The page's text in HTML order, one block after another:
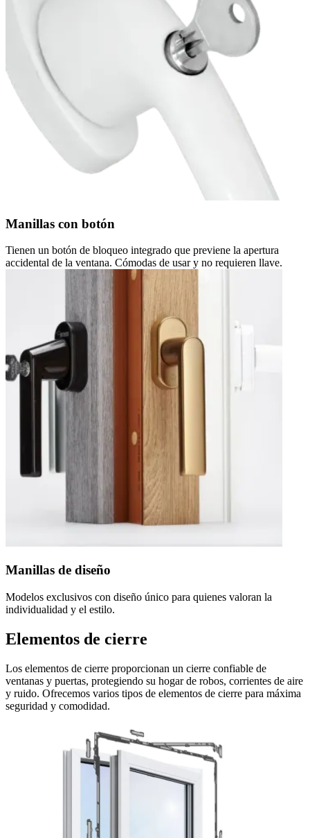
Manillas con botón
Tienen un botón de bloqueo integrado que previene la apertura
accidental de la ventana. Cómodas de usar y no requieren llave.
Manillas de diseño
Modelos exclusivos con diseño único para quienes valoran la
individualidad y el estilo.
Elementos de cierre
Los elementos de cierre proporcionan un cierre confiable de
ventanas y puertas, protegiendo su hogar de robos, corrientes de aire
y ruido. Ofrecemos varios tipos de elementos de cierre para máxima
seguridad y comodidad.